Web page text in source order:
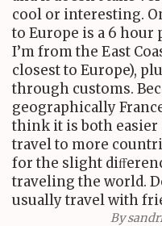
cool or interesting.
to Europe is a 6 hour
I’m from the East
closest to Europe),
through customs.
geographically
think it is both easier
travel to more
for the slight
traveling the world.
usually travel with
By